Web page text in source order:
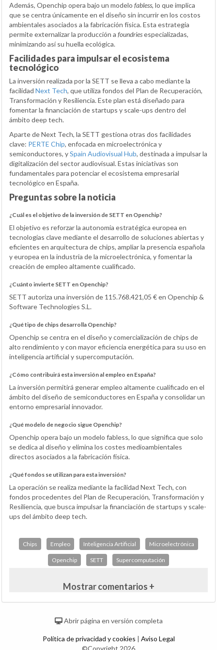
Además, Openchip opera bajo un modelo fabless, lo que implica
que se centra únicamente en el diseño sin incurrir en los costos
ambientales asociados a la fabricación física. Esta estrategia
permite externalizar la producción a foundriesespecializadas,
minimizando así su huella ecológica.
Facilidades para impulsar el ecosistema
tecnológico
La inversión realizada por la SETT se lleva a cabo mediante la
facilidad Next Tech, que utiliza fondos del Plan de Recuperación,
Transformación y Resiliencia. Este plan está diseñado para
fomentar la financiación de startups y scale-ups dentro del
ámbito deep tech.
Aparte de Next Tech, la SETT gestiona otras dos facilidades
clave: PERTE Chip, enfocada en microelectrónica y
semiconductores, ySpain Audiovisual Hub, destinada a impulsar la
digitalización del sector audiovisual. Estas iniciativas son
fundamentales para potenciar el ecosistema empresarial
tecnológico en España.
Preguntas sobre la noticia
¿Cuál es el objetivo de la inversión de SETT en Openchip?
El objetivo es reforzar la autonomía estratégica europea en
tecnologías clave mediante el desarrollo de soluciones abiertas y
eficientes en arquitectura de chips, ampliar la presencia española
y europea en la industria de la microelectrónica, y fomentar la
creación de empleo altamente cualificado.
¿Cuánto invierte SETT en Openchip?
SETT autoriza una inversión de 115.768.421,05 € en Openchip &
Software Technologies S.L.
¿Qué tipo de chips desarrolla Openchip?
Openchip se centra en el diseño y comercialización de chips de
alto rendimiento y con mayor eficiencia energética para su uso en
inteligencia artificial y supercomputación.
¿Cómo contribuirá esta inversión al empleo en España?
La inversión permitirá generar empleo altamente cualificado en el
ámbito del diseño de semiconductores en España y consolidar un
entorno empresarial innovador.
¿Qué modelo de negocio sigue Openchip?
Openchip opera bajo un modelo fabless, lo que significa que solo
se dedica al diseño y elimina los costes medioambientales
directos asociados a la fabricación física.
¿Qué fondos se utilizan para esta inversión?
La operación se realiza mediante la facilidad Next Tech, con
fondos procedentes del Plan de Recuperación, Transformación y
Resiliencia, que busca impulsar la financiación de startups y scale-
ups del ámbito deep tech.
Chips Empleo Inteligencia Artificial Microelectrónica
Openchip SETT Supercomputación
Mostrar comentarios +
Abrir página en versión completa
Política de privacidad y cookies | Aviso Legal
©Copyright 2026